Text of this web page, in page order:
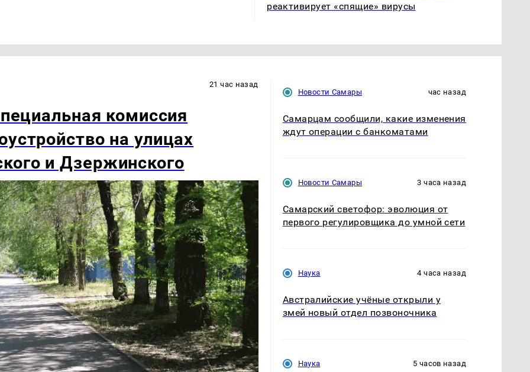
реактивирует «спящие» вирусы
21 час назад
комиссия
на улицах
и Дзержинского
Новости Самары час назад
Самарцам сообщили, какие изменения
ждут операции с банкоматами
Новости Самары 3 часа назад
Самарский светофор: эволюция от
первого регулировщика до умной сети
Наука 4 часа назад
Австралийские учёные открыли у
змей новый отдел позвоночника
Наука 5 часов назад